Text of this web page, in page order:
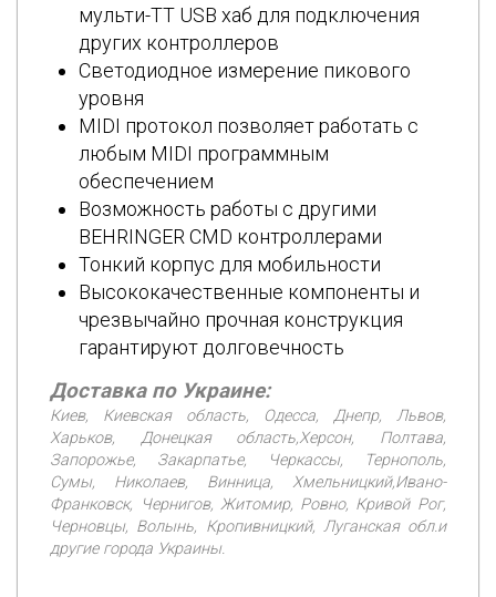
мульти-TT USB хаб для подключения
других контроллеров
Светодиодное измерение пикового
уровня
MIDI протокол позволяет работать с
любым MIDI программным
обеспечением
Возможность работы с другими
BEHRINGER CMD контроллерами
Тонкий корпус для мобильности
Высококачественные компоненты и
чрезвычайно прочная конструкция
гарантируют долговечность
Доставка по Украине:
Киев, Киевская область, Одесса, Днепр, Львов,
Харьков, Донецкая область,Херсон, Полтава,
Запорожье, Закарпатье, Черкассы, Тернополь,
Сумы, Николаев, Винница, Хмельницкий,Ивано-
Франковск, Чернигов, Житомир, Ровно, Кривой Рог,
Черновцы, Волынь, Кропивницкий, Луганская обл.и
другие города Украины.